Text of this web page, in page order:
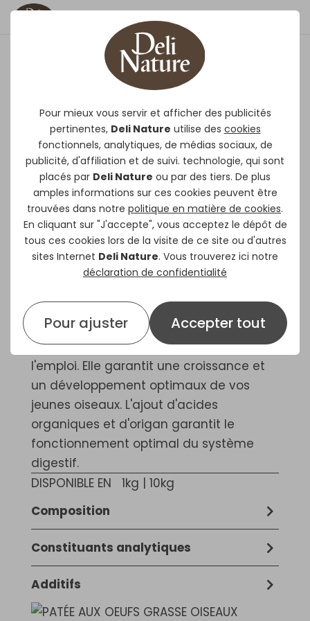
Pour mieux vous servir et afficher des publicités
pertinentes, Deli Nature utilise des cookies
fonctionnels, analytiques, de médias sociaux, de
publicité, d'affiliation et de suivi. technologie, qui sont
placés par Deli Nature ou par des tiers. De plus
amples informations sur ces cookies peuvent être
trouvées dans notre politique en matière de cookies.
En cliquant sur "J'accepte", vous acceptez le dépôt de
tous ces cookies lors de la visite de ce site ou d'autres
sites Internet Deli Nature. Vous trouverez ici notre
déclaration de confidentialité
Pour ajuster Accepter tout
Pâtée aux Oeufs Oiseaux
Exotiques Grasse
Deli Nature Pâtée aux œufs oiseaux
exotiques grasserépond parfaitement
aux besoins des oiseaux jeunes et
adultes. Elle contient tous les nutriments
nécessaires à vos oiseaux pendant les
périodes de repos, de reproduction et de
mue. Sa structure plus fine garantit une
assimilation totale. La pâtée est enrichie
protéines animales. Deli Nature Pâtée
aux œufs oiseaux exotiques grasse est
une pâtée aux œufs 100 % prête à
l'emploi. Elle garantit une croissance et
un développement optimaux de vos
jeunes oiseaux. L'ajout d'acides
organiques et d'origan garantit le
fonctionnement optimal du système
digestif.
DISPONIBLE EN
1kg | 10kg
Composition
Produits de boulangerie, Extraits de
protéines végétales, Sucre, Œufs et
produits à base d'œufs (6,2 %), Huiles et
Crustacés et mollusques (0,8 % de
Constituants analytiques
17,6 % protéines brutes, 10,2 % matières
grasses brutes, 3,6 % cendres brutes, 2,7
% cellulose brute, 0,52 % calcium, 0,33 %
Additifs
Additifs nutritionnels: 13.000 IU 3a672a